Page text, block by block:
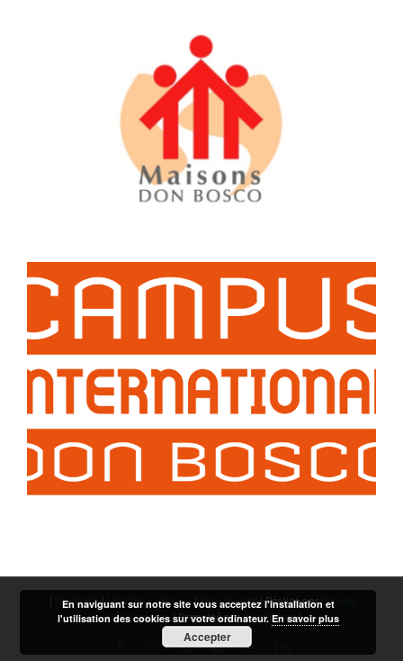
| Contacts|Mentions Légales |Plan du site| Réalisé parEquipe
d'enseignants| Propulsé parWordPress|
FacebookInstagram
X YouTube
En naviguant sur notre site vous acceptez l'installation et
l'utilisation des cookies sur votre ordinateur. En savoir plus
Accepter